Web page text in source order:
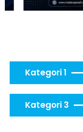
Kategori 1
Kategori 3